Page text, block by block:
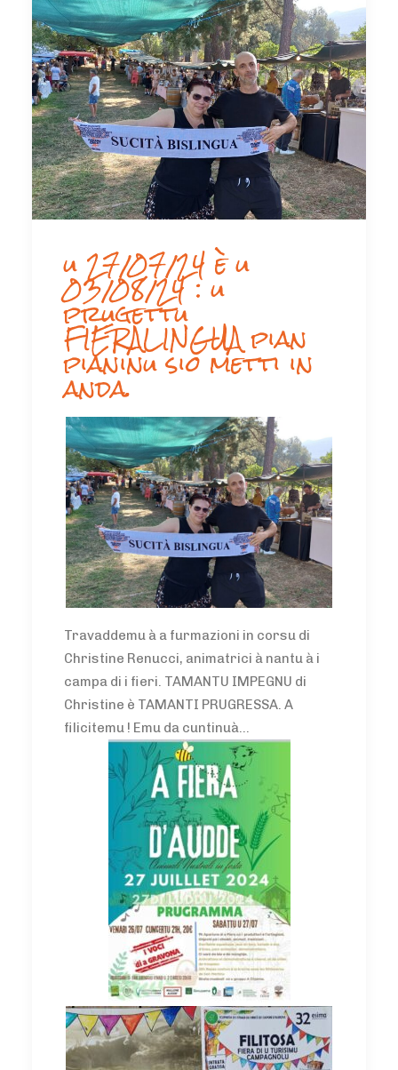
u 27/07/24 è u
03/08/24 : u
prugettu
FIERALINGUA pian
pianinu sio metti in
anda.
Travaddemu à a furmazioni in corsu di
Christine Renucci, animatrici à nantu à i
campa di i fieri. TAMANTU IMPEGNU di
Christine è TAMANTI PRUGRESSA. A
filicitemu ! Emu da cuntinuà...